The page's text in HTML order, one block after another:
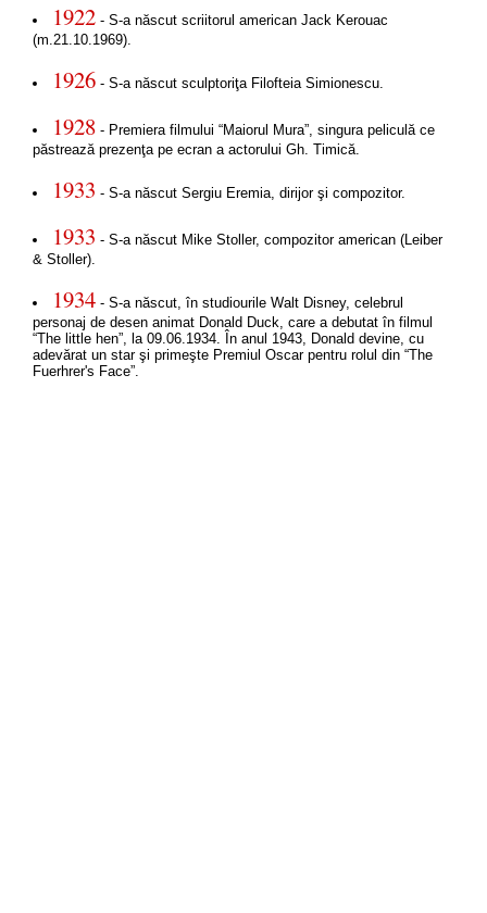
1922- S-a născut scriitorul american Jack Kerouac
(m.21.10.1969).
1926- S-a născut sculptoriţa Filofteia Simionescu.
1928- Premiera filmului “Maiorul Mura”, singura peliculă ce
păstrează prezenţa pe ecran a actorului Gh. Timică.
1933 - S-a născut Sergiu Eremia, dirijor şi compozitor.
1933 - S-a născut Mike Stoller, compozitor american (Leiber
& Stoller).
1934- S-a născut, în studiourile Walt Disney, celebrul
personaj de desen animat Donald Duck, care a debutat în filmul
“The little hen”, la 09.06.1934. În anul 1943, Donald devine, cu
adevărat un star şi primeşte Premiul Oscar pentru rolul din “The
Fuerhrer's Face”.